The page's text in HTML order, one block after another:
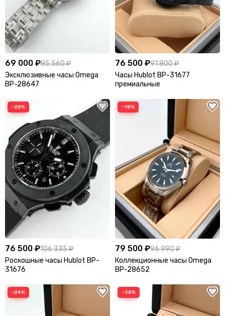
69 000 ₽85 560 ₽
Эксклюзивные часы Omega
BP-28647
76 500 ₽91 800 ₽
Часы Hublot BP-31677
премиальные
−28%
76 500 ₽106 335 ₽
Роскошные часы Hublot BP-
31676
−18%
79 500 ₽96 990 ₽
Коллекционные часы Omega
BP-28652
−24% −38%